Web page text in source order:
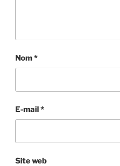
Nom*
E-mail*
Site web